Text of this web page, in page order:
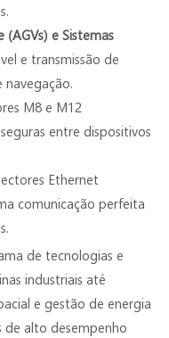
e Sistemas
e transmissão de
M8 e M12
entre dispositivos
Ethernet
comunicação perfeita
de tecnologias e
industriais até
e gestão de energia
alto desempenho